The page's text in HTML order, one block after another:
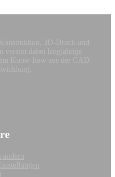
3D-Druck und
vereint dabei langjährige
Know-how aus der CAD-